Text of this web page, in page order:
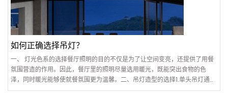
如何正确选择吊灯？
一、 灯光色系的选择餐厅照明的目的不仅是为了让空间变亮，还提供了用餐
氛围营造的作用。因此，餐厅里的照明尽量选用暖光，既能突出食物的色
泽，同时暖光能够使就餐氛围更为温馨。二、吊灯造型的选择1.单头吊灯通常
情况下灯光聚焦的单头吊灯是小餐厅或者圆餐桌的选择，..